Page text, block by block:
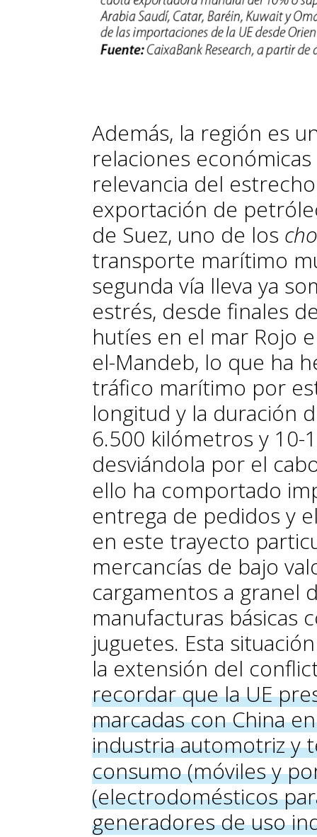
Además, la región es
relaciones
relevancia del
exportación de
de Suez, uno de los
transporte marítimo
segunda vía lleva ya
estrés, desde finales
hutíes en el mar Rojo
el-Mandeb, lo que ha
tráfico marítimo por
longitud y la duración
6.500 kilómetros y 10-
desviándola por el
ello ha comportado
entrega de pedidos y
en este trayecto
mercancías de bajo
cargamentos a granel
manufacturas básicas
juguetes. Esta
la extensión del
recordar que la UE
marcadas con China
industria automotriz y
consumo (móviles y
(electrodomésticos
generadores de uso